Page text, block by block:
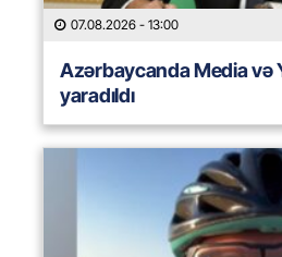
07.08.2026 - 13:00
Azərbaycanda Media və
yaradıldı